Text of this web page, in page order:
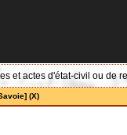
et actes d'état-civil ou de
(X)